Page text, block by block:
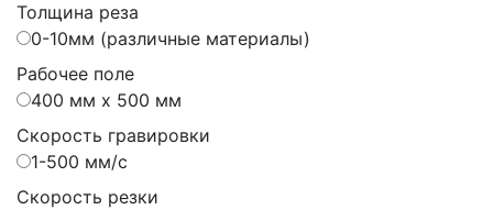
Толщина реза
0-10мм (различные материалы)
Рабочее поле
400 мм х 500 мм
Скорость гравировки
1-500 мм/с
Скорость резки